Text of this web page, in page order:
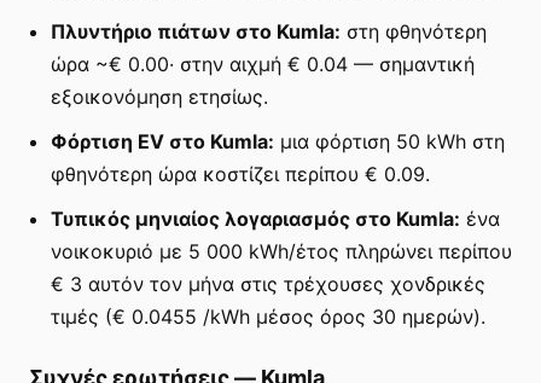
Πλυντήριο πιάτων στο Kumla: στη φθηνότερη
ώρα ~€ 0.00· στην αιχμή € 0.04 — σημαντική
εξοικονόμηση ετησίως.
Φόρτιση EV στο Kumla: μια φόρτιση 50 kWh στη
φθηνότερη ώρα κοστίζει περίπου € 0.09.
Τυπικός μηνιαίος λογαριασμός στο Kumla: ένα
νοικοκυριό με 5 000 kWh/έτος πληρώνει περίπου
€ 3 αυτόν τον μήνα στις τρέχουσες χονδρικές
τιμές (€ 0.0455 /kWh μέσος όρος 30 ημερών).
Συχνές ερωτήσεις— Kumla